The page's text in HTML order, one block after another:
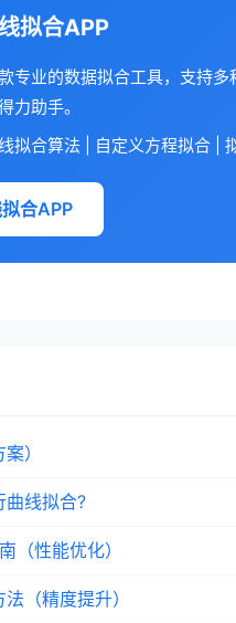
拟合APP
专业的数据拟合工具，支持
力助手。
拟合算法 | 自定义方程拟合 |
合APP
）
曲线拟合?
（性能优化）
（精度提升）